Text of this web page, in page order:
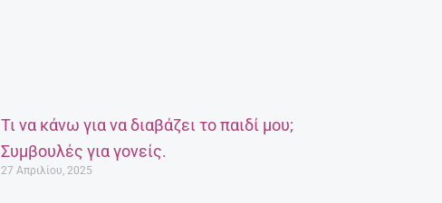
Τι να κάνω για να διαβάζει το παιδί μου;
Συμβουλές για γονείς.
27 Απριλίου, 2025